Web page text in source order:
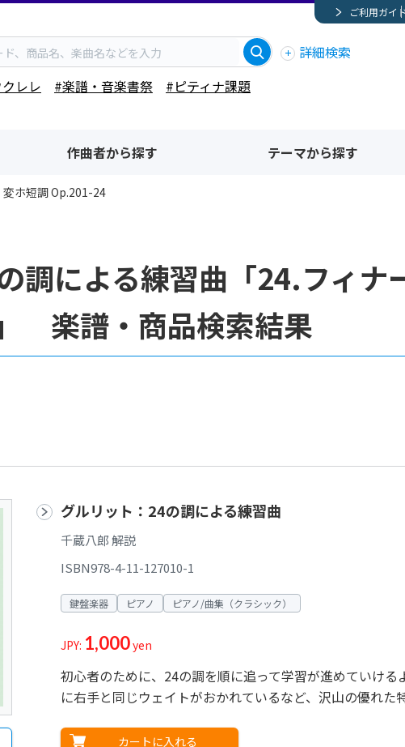
ご利用ガイ
詳細検索
レレ #楽譜・音楽書祭
#ピティナ課題
作曲者から探す テーマから探す
ホ短調 Op.201-24
調による練習曲「24.フィナ
楽譜・商品検索結果
グルリット：24の調による練習曲
千蔵八郎 解説
ISBN978-4-11-127010-1
鍵盤楽器 ピアノ ピアノ/曲集（クラシック）
JPY: 1,000yen
初心者のために、24の調を順に追って学習が進めていけ
に右手と同じウェイトがおかれているなど、沢山の優れた
カートに入れる